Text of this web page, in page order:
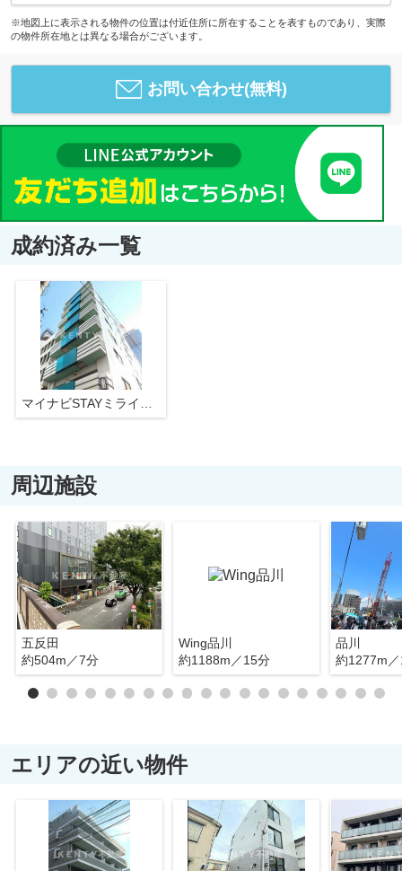
※地図上に表示される物件の位置は付近住所に所在することを表すものであり、実際
の物件所在地とは異なる場合がございます。
お問い合わせ(無料)
成約済み一覧
周辺施設
五反田
約504m／7分
Wing品川
約1188m／15分
品川
約1277m
エリアの近い物件